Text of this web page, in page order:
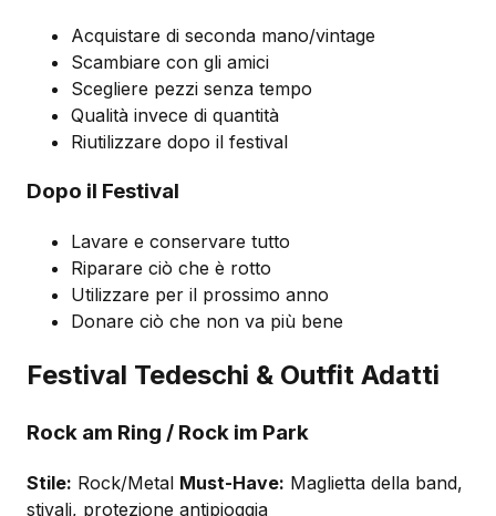
Acquistare di seconda mano/vintage
Scambiare con gli amici
Scegliere pezzi senza tempo
Qualità invece di quantità
Riutilizzare dopo il festival
Dopo il Festival
Lavare e conservare tutto
Riparare ciò che è rotto
Utilizzare per il prossimo anno
Donare ciò che non va più bene
Festival Tedeschi & Outfit Adatti
Rock am Ring / Rock im Park
Stile: Rock/Metal Must-Have: Maglietta della band,
stivali, protezione antipioggia